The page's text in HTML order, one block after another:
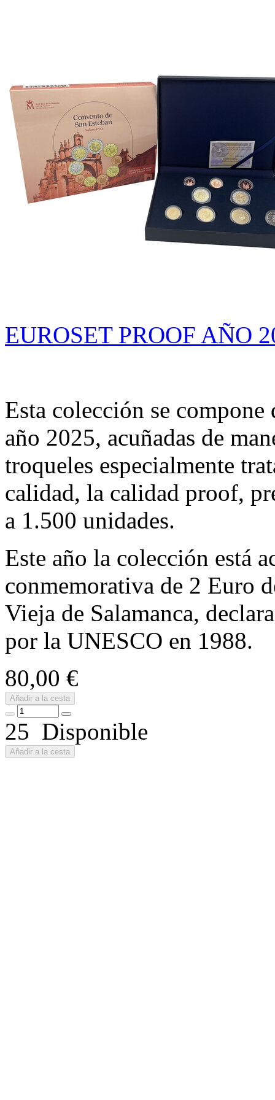
EUROSET PROOF AÑO
Esta colección se
año 2025, acuñadas de
troqueles especialmente
calidad, la calidad proof,
a 1.500 unidades.
Este año la colección está
conmemorativa de 2 Euro
Vieja de Salamanca,
por la UNESCO en 1988.
80,00 €
Añadir a la cesta
25 Disponible
Añadir a la cesta